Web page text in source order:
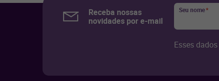
Receba nossas
novidades por e-mail
Seu nome*
Esses